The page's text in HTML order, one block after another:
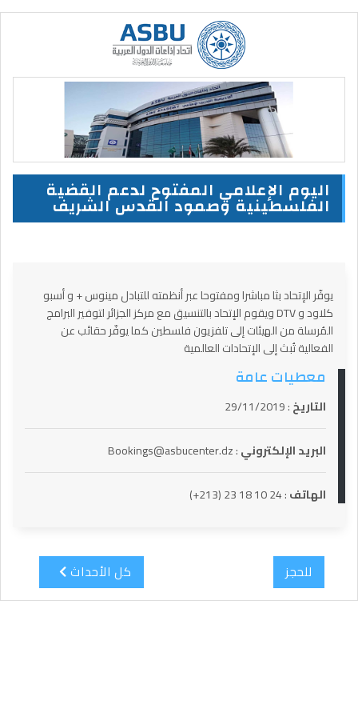
اليوم الإعلامي المفتوح لدعم القضية
الفلسطينية وصمود القدس الشريف
يوفّر الإتحاد بثا مباشرا ومفتوحا عبر أنظمته للتبادل مينوس + و أسبو
كلاود و DTV ويقوم الإتحاد بالتنسيق مع مركز الجزائر لتوفير البرامج
المُرسلة من الهيئات إلى تلفزيون فلسطين كما يوفّر حقائب عن
الفعالية تُبث إلى الإتحادات العالمية
معطيات عامة
التاريخ: 29/11/2019
البريد الإلكتروني: Bookings@asbucenter.dz
الهاتف:
كل الأحداث للحجز